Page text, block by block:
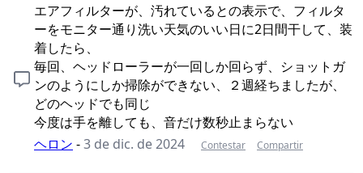
エアフィルターが、汚れているとの表示で、フィルタ
ーをモニター通り洗い天気のいい日に2日間干して、装
着したら、
毎回、ヘッドローラーが一回しか回らず、ショットガ
ンのようにしか掃除ができない、２週経ちましたが、
どのヘッドでも同じ
今度は手を離しても、音だけ数秒止まらない
ヘロン -3 de dic. de 2024 Contestar Compartir